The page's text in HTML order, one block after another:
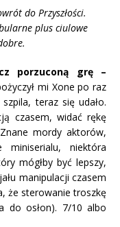
do Przyszłości.
plus ciulowe
porzuconą grę –
mi Xone po raz
teraz się udało.
czasem, widać rękę
mordy aktorów,
niektóra
mógłby być lepszy,
manipulacji czasem
że sterowanie troszkę
do osłon). 7/10 albo